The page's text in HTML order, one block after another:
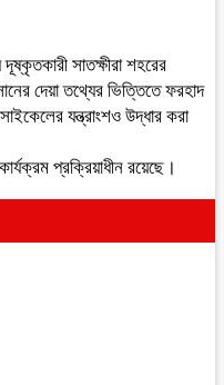
সাতক্ষীরা শহরের
দেয়া তথ্যের ভিত্তিতে ফরহাদ
যন্ত্রাংশও উদ্ধার করা
প্রক্রিয়াধীন রয়েছে।